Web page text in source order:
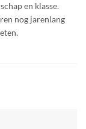
en klasse.
nog jarenlang